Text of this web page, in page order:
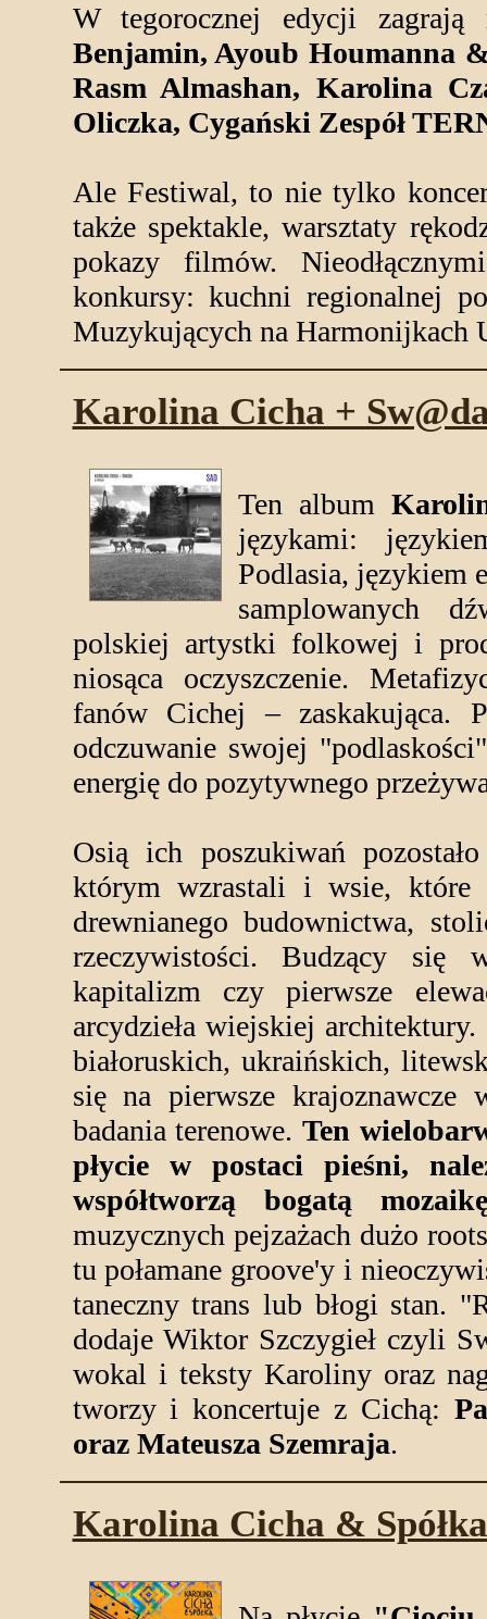
W tegorocznej edycji
Benjamin, Ayoub Houmanna
Rasm Almashan, Karolina
Oliczka, Cygański Zespół
Ale Festiwal, to nie tylko
także spektakle, warsztaty
pokazy filmów.
konkursy: kuchni regionalnej
Muzykujących na Harmonijkach
Karolina Cicha +
Ten album
językami:
Podlasia, językiem
samplowanych
polskiej artystki folkowej i
niosąca oczyszczenie.
fanów Cichej – zaskakująca.
odczuwanie swojej
energię do pozytywnego
Osią ich poszukiwań
którym wzrastali i wsie, które
drewnianego budownictwa,
rzeczywistości. Budzący się
kapitalizm czy pierwsze
arcydzieła wiejskiej
białoruskich, ukraińskich,
się na pierwsze krajoznawcze
badania terenowe. Ten
płycie w postaci pieśni,
współtworzą bogatą
muzycznych pejzażach dużo
tu połamane groove'y i
taneczny trans lub błogi stan.
dodaje Wiktor Szczygieł czyli
wokal i teksty Karoliny oraz
tworzy i koncertuje z Cichą:
oraz Mateusza Szemraja.
Karolina Cicha &